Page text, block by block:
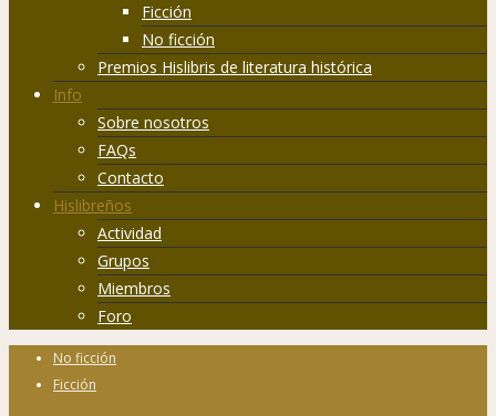
Ficción
No ficción
Premios Hislibris de literatura histórica
Info
Sobre nosotros
FAQs
Contacto
Hislibreños
Actividad
Grupos
Miembros
Foro
No ficción
Ficción